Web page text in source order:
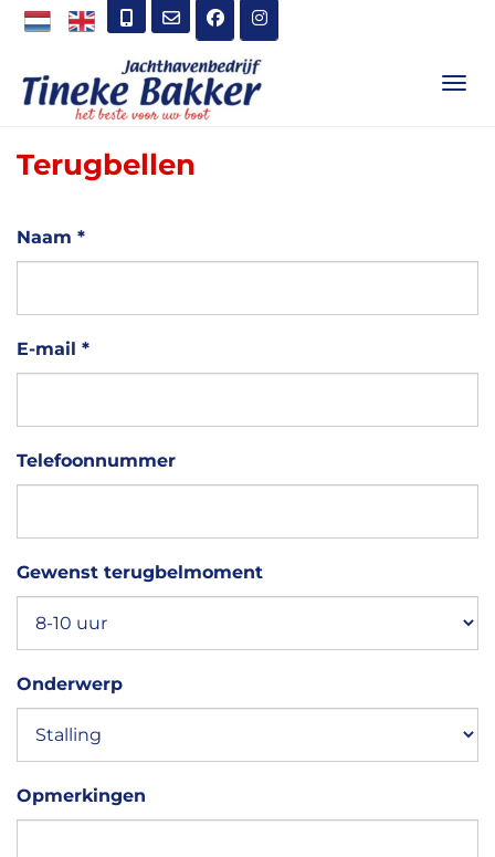
Terugbellen
Naam *
E-mail *
Telefoonnummer
Gewenst terugbelmoment
Onderwerp
Opmerkingen